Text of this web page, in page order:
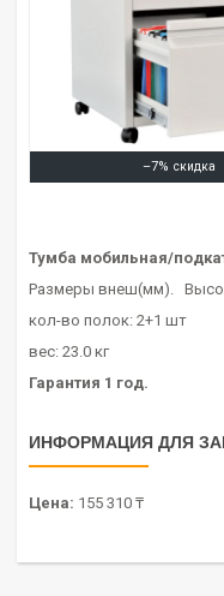
–7%
Тумба мобильная/
Размеры внеш(мм).
кол-во полок: 2+1 шт
вес: 23.0 кг
Гарантия 1 год.
ИНФОРМАЦИЯ ДЛЯ
Цена: 155 310 ₸